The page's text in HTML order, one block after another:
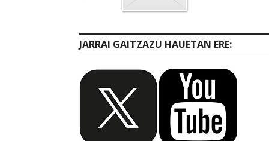
JARRAI GAITZAZU HAUETAN ERE: